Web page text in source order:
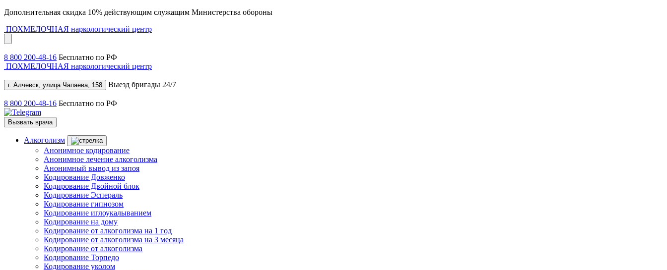
Дополнительная скидка 10% действующим служащим Министерства обороны
ПОХМЕЛОЧНАЯ наркологический центр
8 800 200-48-16 Бесплатно по РФ
ПОХМЕЛОЧНАЯ наркологический центр
г. Алчевск, улица Чапаева, 158 Выезд бригады 24/7
8 800 200-48-16 Бесплатно по РФ
Вызвать врача
Алкоголизм
Анонимное кодирование
Анонимное лечение алкоголизма
Анонимный вывод из запоя
Кодирование Довженко
Кодирование Двойной блок
Кодирование Эспераль
Кодирование гипнозом
Кодирование иглоукалыванием
Кодирование на дому
Кодирование от алкоголизма на 1 год
Кодирование от алкоголизма на 3 месяца
Кодирование от алкоголизма
Кодирование Торпедо
Кодирование уколом